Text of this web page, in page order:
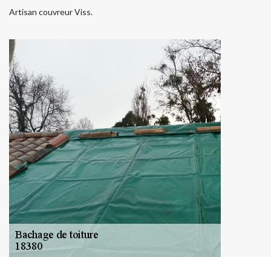
Artisan couvreur Viss.